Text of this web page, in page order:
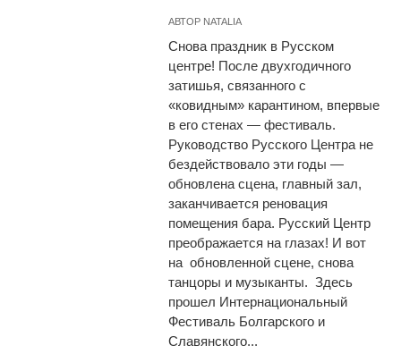
АВТОР NATALIA
Снова праздник в Русском
центре! После двухгодичного
затишья, связанного с
«ковидным» карантином, впервые
в его стенах — фестиваль.
Руководство Русского Центра не
бездействовало эти годы —
обновлена сцена, главный зал,
заканчивается реновация
помещения бара. Русский Центр
преображается на глазах! И вот
на обновленной сцене, снова
танцоры и музыканты. Здесь
прошел Интернациональный
Фестиваль Болгарского и
Славянского...